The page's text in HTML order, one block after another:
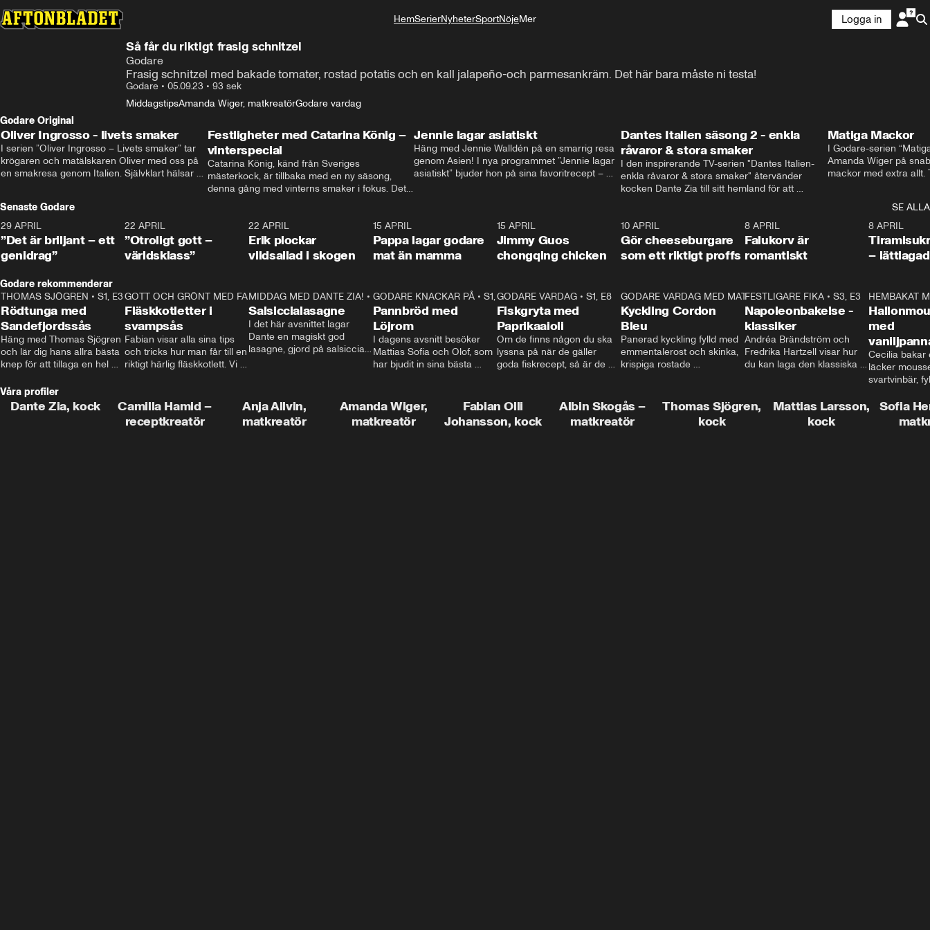
HemSerierNyheterSportNöjeMer
Logga in
Så får du riktigt frasig schnitzel
Godare
Frasig schnitzel med bakade tomater, rostad potatis och en kall jalapeño-och parmesankräm. Det här bara måste ni testa!
Godare • 05.09.23 • 93 sek
MiddagstipsAmanda Wiger, matkreatörGodare vardag
Godare Original
Oliver Ingrosso - livets smaker
I serien ”Oliver Ingrosso – Livets smaker” tar
krögaren och matälskaren Oliver med oss på
en smakresa genom Italien. Självklart hälsar
Festligheter med Catarina König –
vinterspecial
Catarina König, känd från Sveriges
mästerkock, är tillbaka med en ny säsong,
denna gång med vinterns smaker i fokus. Det
Jennie lagar asiatiskt
Häng med Jennie Walldén på en smarrig resa
genom Asien! I nya programmet ”Jennie lagar
asiatiskt” bjuder hon på sina favoritrecept –
Dantes Italien säsong 2 - enkla
råvaror & stora smaker
I den inspirerande TV-serien "Dantes Italien-
enkla råvaror & stora smaker" återvänder
kocken Dante Zia till sitt hemland för att
Dante regionen Emilia-Romagna och staden
Parma, där han upptäcker den genuina
matfilosofin Cucina Povera.
Matiga Mackor
I Godare-serien
Amanda Wiger på
mackor med extra allt.
italiensk variant med
festliga snittar som
Senaste Godare
SE ALLA
0:50
29 APRIL
”Det är briljant – ett
genidrag”
1:00
22 APRIL
”Otroligt gott –
världsklass”
22 APRIL
Erik plockar
vildsallad i skogen
15 APRIL
Pappa lagar godare
mat än mamma
15 APRIL
Jimmy Guos
chongqing chicken
2:04
10 APRIL
Gör cheeseburgare
som ett riktigt proffs
0:43
8 APRIL
Falukorv är
romantiskt
8 APRIL
–
Godare rekommenderar
13:56
THOMAS SJÖGREN • S1, E3
Rödtunga med
Sandefjordssås
Häng med Thomas Sjögren
och lär dig hans allra bästa
knep för att tillaga en hel
helstekt rödtunga med
sandefjordssås och en
magisk sallad på pepparrot
12:17
GOTT OCH GRÖNT MED FABBE•S2, E2
Fläskkotletter i
svampsås
Fabian visar alla sina tips
och tricks hur man får till en
riktigt härlig fläskkotlett. Vi
Fredrik som lämnat stan
och sadlat om till grisbonde
på Gotland.
16:10
MIDDAG MED DANTE ZIA! •S1, E1
Salsiccialasagne
I det här avsnittet lagar
Dante en magiskt god
lasagne, gjord på salsiccia
26:05
GODARE KNACKAR PÅ• S1, E3
Pannbröd med
Löjrom
I dagens avsnitt besöker
Mattias Sofia och Olof, som
har bjudit in sina bästa
visar hur man skapar en
riktig restaurangupplevelse
hemma, dom där extra
9:22
GODARE VARDAG• S1, E8
Fiskgryta med
Paprikaaioli
Om de finns någon du ska
lyssna på när de gäller
goda fiskrecept, så är de
livets fiskgryta. Den perfekta
vardagsmatsfavoriten som
funkar lika bra alla dagar i
11:35
GODARE VARDAG MED MATTIAS LARSSON•S1, E6
Kyckling Cordon
Bleu
Panerad kyckling fylld med
emmentalerost och skinka,
krispiga rostade
brynt smör och ärtor... Låter
det inte som en given succé
på middagsbordet i veckan?
13:18
FESTLIGARE FIKA •S3, E3
Napoleonbakelse -
klassiker
Andréa Brändström och
Fredrika Hartzell visar hur
du kan laga den klassiska
som imponerar vid varje
tillfälle!
HEMBAKAT
med
Cecilia bakar
läcker
svartvinbär,
som vilar
smulbotten.
allting med
Våra profiler
Dante Zia, kock
Camilla Hamid –
receptkreatör
Anja Allvin,
matkreatör
Amanda Wiger,
matkreatör
Fabian Olli
Johansson, kock
Albin Skogås –
matkreatör
Thomas Sjögren,
kock
Mattias Larsson,
kock
Sofia